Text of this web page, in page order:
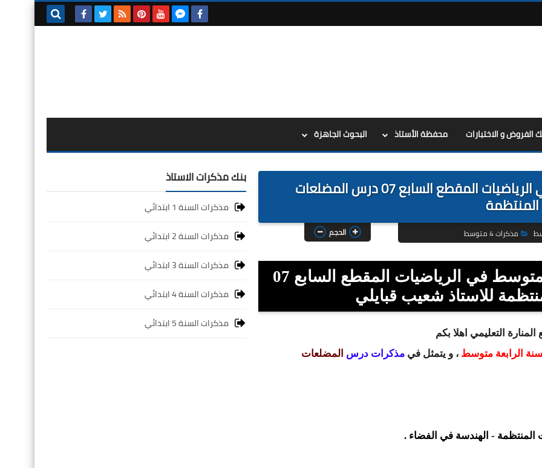
الفروض و الاختبارات محفظة الأستاذ البحوث الجاهزة
مذكرات السنة الرابعة 4 متوسط في الرياضيات المقطع السابع 07 درس المضلعات
المنتظمة
مذكرات 4 متوسط الحجم
تحميل مذكرات السنة الرابعة 4 متوسط في الرياضيات المقطع السابع 07
للاستاذ شعيب قبايلي
التعليمي اهلا بكم
الرابعة متوسط ، و يتمثل في مذكرات درس المضلعات
المنتظمة - الهندسة في الفضاء .
بنك مذكرات الاستاذ
مذكرات السنة 1 ابتدائي
مذكرات السنة 2 ابتدائي
مذكرات السنة 3 ابتدائي
مذكرات السنة 4 ابتدائي
مذكرات السنة 5 ابتدائي